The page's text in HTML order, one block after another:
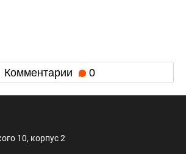
Комментарии 0
10, корпус 2